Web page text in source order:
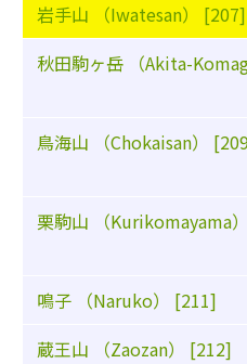
岩手山 （Iwatesan） [207]
秋田駒ヶ岳 （Akita-
鳥海山 （Chokaisan）
栗駒山 （Kurikomayama
鳴子 （Naruko） [211]
蔵王山 （Zaozan） [212]